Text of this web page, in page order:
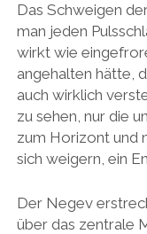
Das Schweigen
man jeden
wirkt wie
angehalten hätte,
auch wirklich
zu sehen, nur die
zum Horizont und
sich weigern, ein
Der Negev
über das zentrale